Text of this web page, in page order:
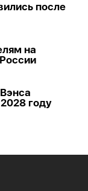
после
на
году